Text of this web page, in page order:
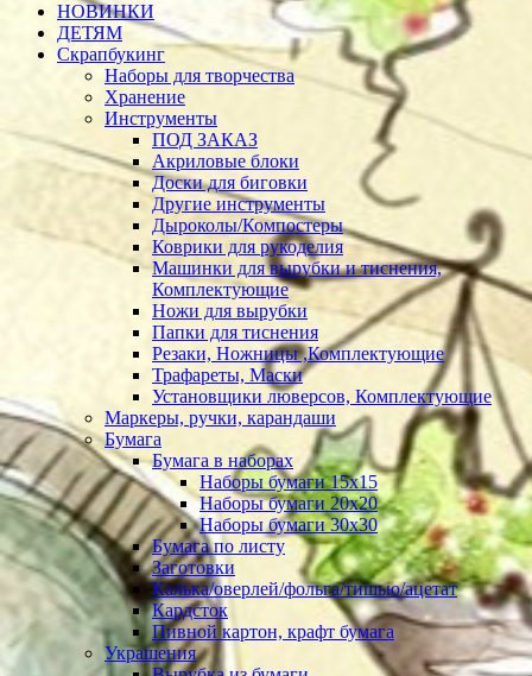
НОВИНКИ
ДЕТЯМ
Скрапбукинг
Наборы для творчества
Хранение
Инструменты
ПОД ЗАКАЗ
Акриловые блоки
Доски для биговки
Другие инструменты
Дыроколы/Компостеры
Коврики для рукоделия
Машинки для вырубки и тиснения,
Комплектующие
Ножи для вырубки
Папки для тиснения
Резаки, Ножницы ,Комплектующие
Трафареты, Маски
Установщики люверсов, Комплектующие
Маркеры, ручки, карандаши
Бумага
Бумага в наборах
Наборы бумаги 15х15
Наборы бумаги 20х20
Наборы бумаги 30х30
Бумага по листу
Заготовки
Калька/оверлей/фольга/тишью/ацетат
Кардсток
Пивной картон, крафт бумага
Украшения